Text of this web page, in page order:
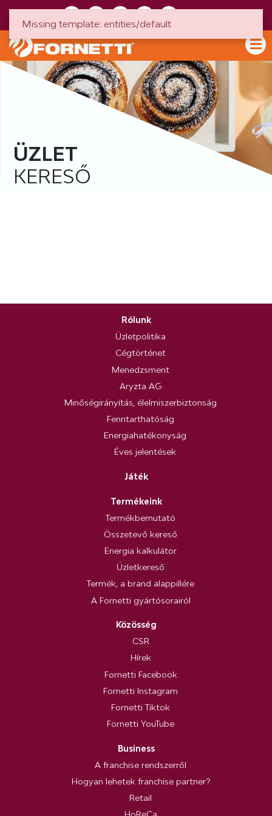
ÜZLET
KERESŐ
Rólunk
Üzletpolitika
Cégtörténet
Menedzsment
Aryzta AG
Minőségirányítás, élelmiszerbiztonság
Fenntarthatóság
Energiahatékonyság
Éves jelentések
Játék
Termékeink
Termékbemutató
Összetevő kereső
Energia kalkulátor
Üzletkereső
Termék, a brand alappillére
A Fornetti gyártósorairól
Közösség
CSR
Hírek
Fornetti Facebook
Fornetti Instagram
Fornetti Tiktok
Fornetti YouTube
Business
A franchise rendszerről
Hogyan lehetek franchise partner?
Retail
Missing template: entities/default